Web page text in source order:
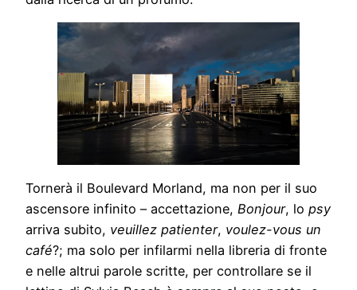
Tornerà il Boulevard Morland, ma non per il suo
ascensore infinito – accettazione, Bonjour, lo psy
arriva subito, veuillez patienter, voulez-vous un
café?; ma solo per infilarmi nella libreria di fronte
e nelle altrui parole scritte, per controllare se il